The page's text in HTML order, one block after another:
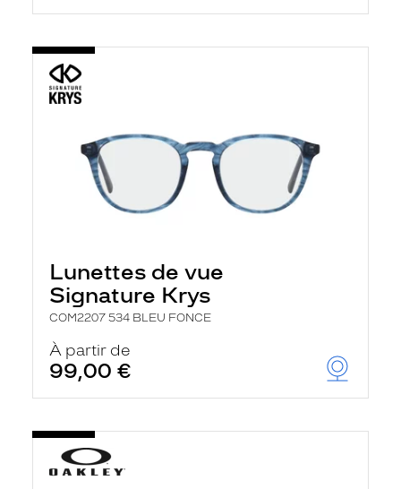
Lunettes de vue
Signature Krys
COM2207 534 BLEU FONCE
À partir de
99,00 €